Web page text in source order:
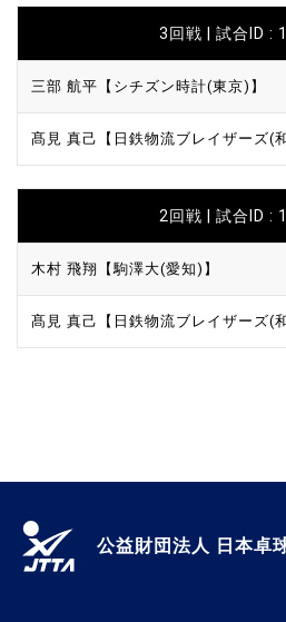
3回戦 | 試合ID :
三部 航平【シチズン時計(東京)】
髙見 真己【日鉄物流ブレイザーズ(
2回戦 | 試合ID :
木村 飛翔【駒澤大(愛知)】
髙見 真己【日鉄物流ブレイザーズ(
公益財団法人 日本卓